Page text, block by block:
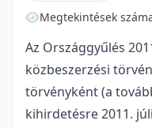
Megtekintések
Az Országgyűlés
közbeszerzési
törvényként (a
kihirdetésre 2011.